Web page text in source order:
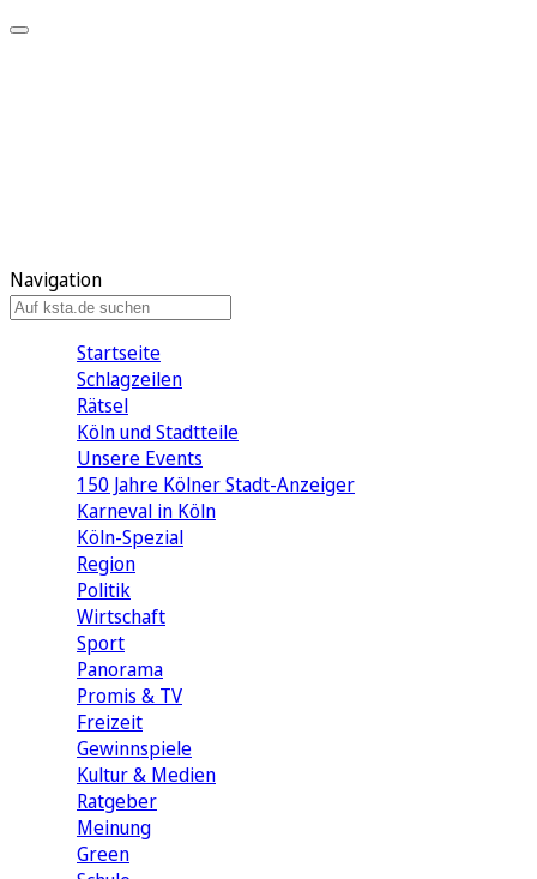
Navigation
Startseite
Schlagzeilen
Rätsel
Köln und Stadtteile
Unsere Events
150 Jahre Kölner Stadt-Anzeiger
Karneval in Köln
Köln-Spezial
Region
Politik
Wirtschaft
Sport
Panorama
Promis & TV
Freizeit
Gewinnspiele
Kultur & Medien
Ratgeber
Meinung
Green